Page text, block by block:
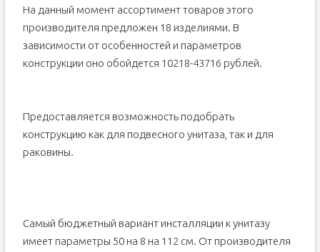
На данный момент ассортимент товаров этого
производителя предложен 18 изделиями. В
зависимости от особенностей и параметров
конструкции оно обойдется 10218-43716 рублей.
Предоставляется возможность подобрать
конструкцию как для подвесного унитаза, так и для
раковины.
Самый бюджетный вариант инсталляции к унитазу
имеет параметры 50 на 8 на 112 см. От производителя